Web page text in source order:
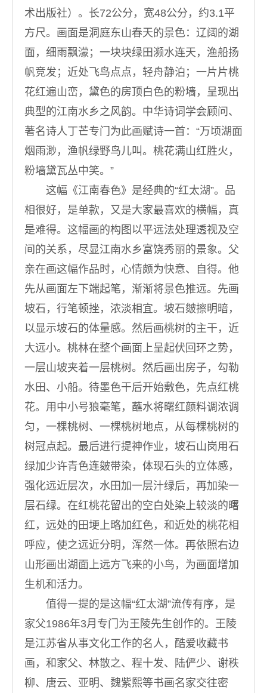
术出版社）。长72公分，宽48公分，约3.1平
方尺。画面是洞庭东山春天的景色：辽阔的湖
面，细雨飘濛；一块块绿田濒水连天，渔船扬
帆竞发；近处飞鸟点点，轻舟静泊；一片片桃
花红遍山峦，黛色的房顶白色的粉墙，呈现出
典型的江南水乡之风韵。中华诗词学会顾问、
著名诗人丁芒专门为此画赋诗一首：“万顷湖面
烟雨渺，渔帆绿野鸟儿叫。桃花满山红胜火，
粉墙黛瓦丛中笑。”
这幅《江南春色》是经典的“红太湖”。品
相很好，是单款，又是大家最喜欢的横幅，真
是难得。这幅画的构图以平远法处理透视及空
间的关系，尽显江南水乡富饶秀丽的景象。父
亲在画这幅作品时，心情颇为快意、自得。他
先从画面左下端起笔，渐渐将景色推远。先画
坡石，行笔顿挫，浓淡相宜。坡石皴擦明暗，
以显示坡石的体量感。然后画桃树的主干，近
大远小。桃林在整个画面上呈起伏回环之势，
一层山坡夹着一层桃树。然后画出房子，勾勒
水田、小船。待墨色干后开始敷色，先点红桃
花。用中小号狼毫笔，蘸水将曙红颜料调浓调
匀，一棵桃树、一棵桃树地点，从每棵桃树的
树冠点起。最后进行提神作业，坡石山岗用石
绿加少许青色连皴带染，体现石头的立体感，
强化远近层次，水田加一层汁绿后，再加染一
层石绿。在红桃花留出的空白处染上较淡的曙
红，远处的田埂上略加红色，和近处的桃花相
呼应，使之远近分明，浑然一体。再依照右边
山形画出湖面上远方飞来的小鸟，为画面增加
生机和活力。
值得一提的是这幅“红太湖”流传有序，是
家父1986年3月专门为王陵先生创作的。王陵
是江苏省从事文化工作的名人，酷爱收藏书
画，和家父、林散之、程十发、陆俨少、谢秩
柳、唐云、亚明、魏紫熙等书画名家交往密